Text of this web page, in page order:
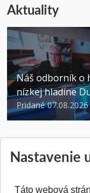
Aktuality
Náš odborník o
nízkej hladine
Pridané 07.08.2026
Nastavenie
Táto webová